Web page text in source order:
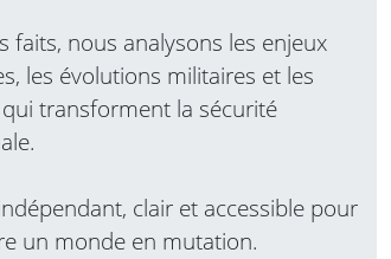
faits, nous analysons les enjeux
les évolutions militaires et les
transforment la sécurité
clair et accessible pour
un monde en mutation.